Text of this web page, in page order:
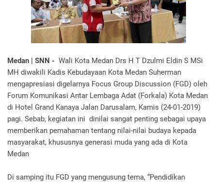
Medan | SNN - Wali Kota Medan Drs H T Dzulmi Eldin S MSi
MH diwakili Kadis Kebudayaan Kota Medan Suherman
mengapresiasi digelarnya Focus Group Discussion (FGD) oleh
Forum Komunikasi Antar Lembaga Adat (Forkala) Kota Medan
di Hotel Grand Kanaya Jalan Darusalam, Kamis (24-01-2019)
pagi. Sebab, kegiatan ini dinilai sangat penting sebagai upaya
memberikan pemahaman tentang nilai-nilai budaya kepada
masyarakat, khususnya generasi muda yang ada di Kota
Medan
Di samping itu FGD yang mengusung tema, “Pendidikan